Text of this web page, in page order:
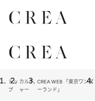
トッ
プ
カルチ
ャー
CREA WEB 「東京ワンダ
ーランド」